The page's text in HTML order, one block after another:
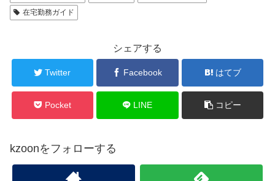
在宅勤務ガイド
シェアする
Twitter Facebook はてブ
Pocket LINE コピー
kzoonをフォローする